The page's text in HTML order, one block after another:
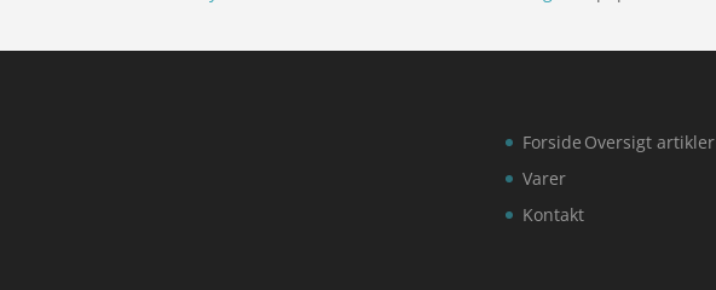
Forside
Varer
Kontakt
Oversigt artikler